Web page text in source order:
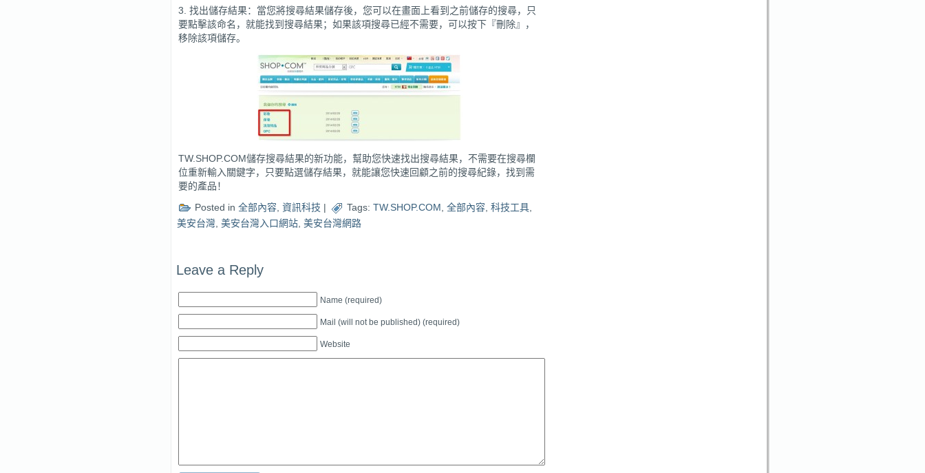
3. 找出儲存結果：當您將搜尋結果儲存後，您可以在畫面上看到之前儲存的搜尋，只
要點擊該命名，就能找到搜尋結果；如果該項搜尋已經不需要，可以按下『刪除』，
移除該項儲存。
TW.SHOP.COM儲存搜尋結果的新功能，幫助您快速找出搜尋結果，不需要在搜尋欄
位重新輸入關鍵字，只要點選儲存結果，就能讓您快速回顧之前的搜尋紀錄，找到需
要的產品！
Posted in 全部內容 資訊科技 | Tags: TW.SHOP.COM 全部內容 科技工具
美安台灣 美安台灣入口網站 美安台灣網路
Leave a Reply
Name (required)
Mail (will not be published) (required)
Website